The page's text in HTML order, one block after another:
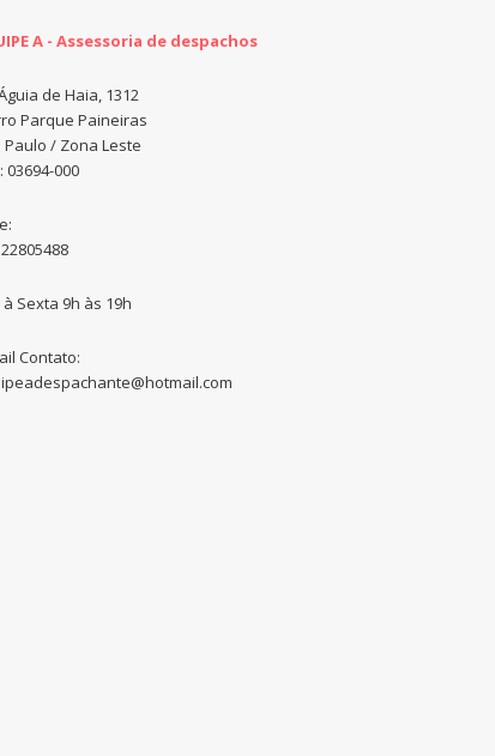
A - Assessoria de despachos
de Haia, 1312
Parque Paineiras
Paulo / Zona Leste
03694-000
à Sexta 9h às 19h
Contato: